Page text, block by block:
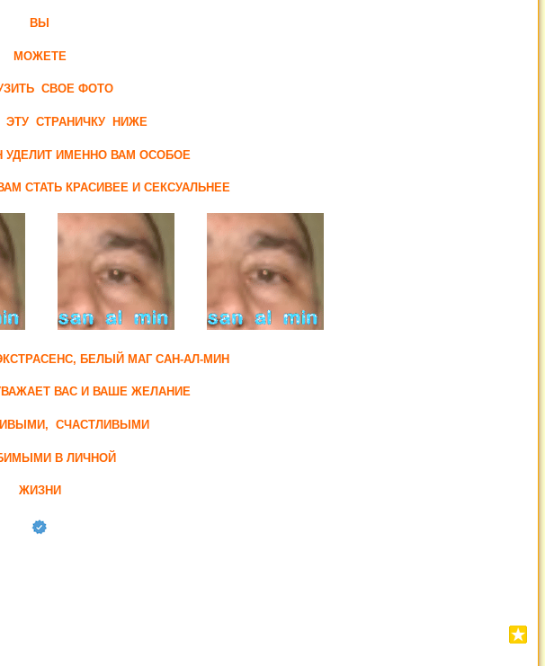
ВЫ
МОЖЕТЕ
СВОЕ ФОТО
СТРАНИЧКУ НИЖЕ
УДЕЛИТ ИМЕННО ВАМ ОСОБОЕ
СТАТЬ КРАСИВЕЕ И СЕКСУАЛЬНЕЕ
БЕЛЫЙ МАГ САН-АЛ-МИН
ВАС И ВАШЕ ЖЕЛАНИЕ
СЧАСТЛИВЫМИ
В ЛИЧНОЙ
ЖИЗНИ